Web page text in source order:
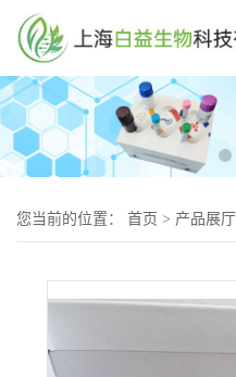
您当前的位置： 首页 > 产品展厅